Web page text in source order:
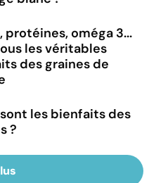
protéines, oméga 3...
les véritables
des graines de
les bienfaits des
?